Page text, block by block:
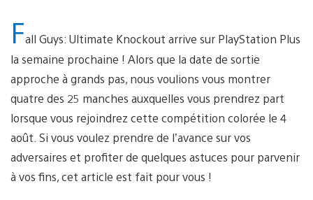
Fall Guys: Ultimate Knockout arrive sur PlayStation Plus
la semaine prochaine ! Alors que la date de sortie
approche à grands pas, nous voulions vous montrer
quatre des 25 manches auxquelles vous prendrez part
lorsque vous rejoindrez cette compétition colorée le 4
août. Si vous voulez prendre de l’avance sur vos
adversaires et profiter de quelques astuces pour parvenir
à vos fins, cet article est fait pour vous !